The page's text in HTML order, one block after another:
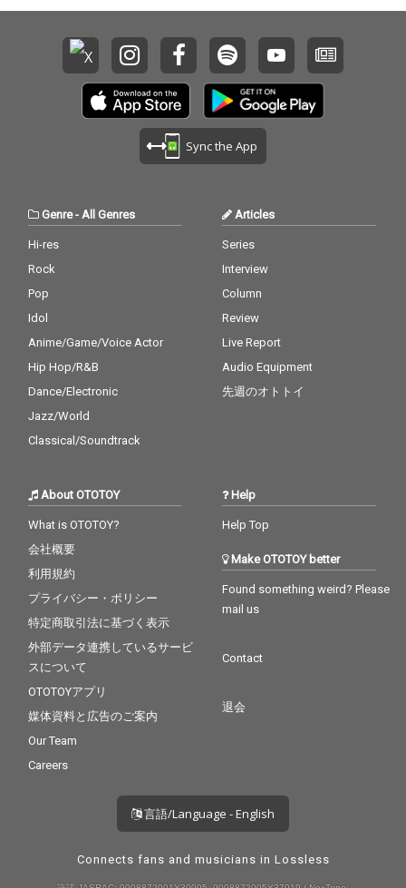
Sync the App
Genre-All Genres
Hi-res
Rock
Pop
Idol
Anime/Game/Voice Actor
Hip Hop/R&B
Dance/Electronic
Jazz/World
Classical/Soundtrack
Articles
Series
Interview
Column
Review
Live Report
Audio Equipment
先週のオトトイ
About OTOTOY
What is OTOTOY?
会社概要
利用規約
プライバシー・ポリシー
特定商取引法に基づく表示
外部データ連携しているサービ
スについて
OTOTOYアプリ
媒体資料と広告のご案内
Our Team
Careers
Help
Help Top
Make OTOTOY better
Found something weird? Please
mail us
Contact
退会
言語/Language - English
Connects fans and musicians in Lossless